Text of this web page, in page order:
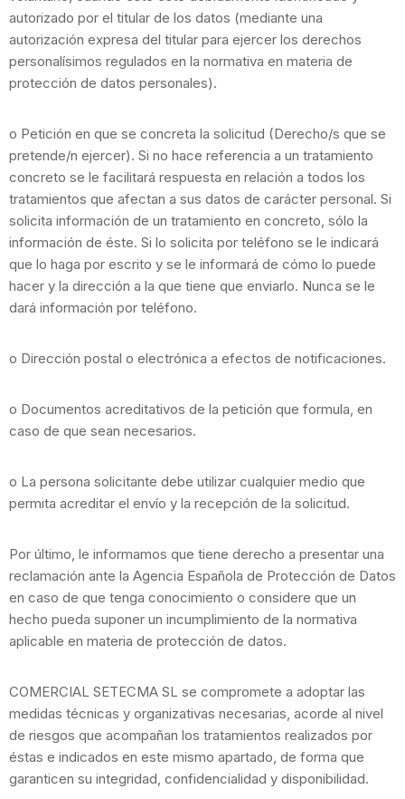
autorizado por el titular de los datos (mediante una
autorización expresa del titular para ejercer los derechos
personalísimos regulados en la normativa en materia de
protección de datos personales).
o Petición en que se concreta la solicitud (Derecho/s que se
pretende/n ejercer). Si no hace referencia a un tratamiento
concreto se le facilitará respuesta en relación a todos los
tratamientos que afectan a sus datos de carácter personal. Si
solicita información de un tratamiento en concreto, sólo la
información de éste. Si lo solicita por teléfono se le indicará
que lo haga por escrito y se le informará de cómo lo puede
hacer y la dirección a la que tiene que enviarlo. Nunca se le
dará información por teléfono.
o Dirección postal o electrónica a efectos de notificaciones.
o Documentos acreditativos de la petición que formula, en
caso de que sean necesarios.
o La persona solicitante debe utilizar cualquier medio que
permita acreditar el envío y la recepción de la solicitud.
Por último, le informamos que tiene derecho a presentar una
reclamación ante la Agencia Española de Protección de Datos
en caso de que tenga conocimiento o considere que un
hecho pueda suponer un incumplimiento de la normativa
aplicable en materia de protección de datos.
COMERCIAL SETECMA SL se compromete a adoptar las
medidas técnicas y organizativas necesarias, acorde al nivel
de riesgos que acompañan los tratamientos realizados por
éstas e indicados en este mismo apartado, de forma que
garanticen su integridad, confidencialidad y disponibilidad.